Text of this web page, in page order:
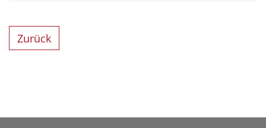
Zurück